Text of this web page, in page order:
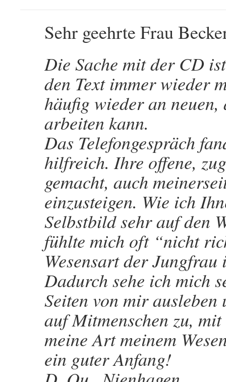
Sehr geehrte Frau
Die Sache mit der CD
den Text immer wieder
häufig wieder an
arbeiten kann.
Das Telefongespräch
hilfreich. Ihre offene,
gemacht, auch
einzusteigen. Wie ich
Selbstbild sehr auf den
fühlte mich oft “nicht
Wesensart der Jungfrau
Dadurch sehe ich mich
Seiten von mir ausleben
auf Mitmenschen zu,
meine Art meinem
ein guter Anfang!